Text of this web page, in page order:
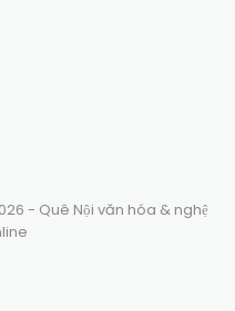
- Quê Nội văn hóa & nghệ